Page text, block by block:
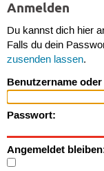
Anmelden
Du kannst dich hier
Falls du dein
zusenden lassen.
Benutzername
Passwort:
Angemeldet